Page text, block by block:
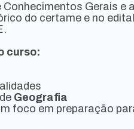
Gerais e
do certame e no
curso:
Geografia
foco em preparação